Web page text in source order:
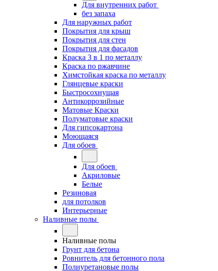
Для внутренних работ
без запаха
Для наружных работ
Покрытия для крыш
Покрытия для стен
Покрытия для фасадов
Краска 3 в 1 по металлу
Краска по ржавчине
Химстойкая краска по металлу
Глянцевые краски
Быстросохнущая
Антикоррозийные
Матовые Краски
Полуматовые краски
Для гипсокартона
Моющаяся
Для обоев
Для обоев
Акриловые
Белые
Резиновая
для потолков
Интерьерные
Наливные полы
Наливные полы
Грунт для бетона
Ровнитель для бетонного пола
Полиуретановые полы